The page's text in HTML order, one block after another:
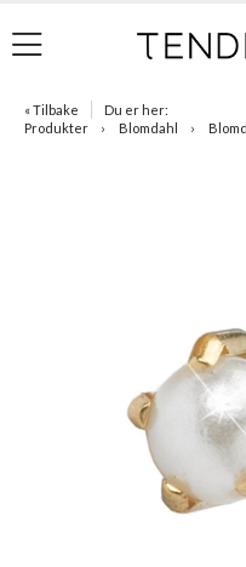
« Tilbake
Du er her:
Produkter
Blomdahl